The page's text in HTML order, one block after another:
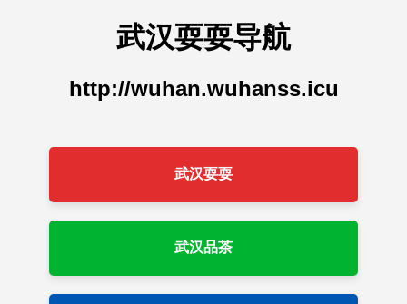
武汉耍耍导航
http://wuhan.wuhanss.icu
武汉耍耍
武汉品茶